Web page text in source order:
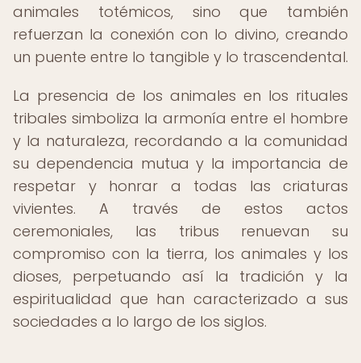
animales totémicos, sino que también
refuerzan la conexión con lo divino, creando
un puente entre lo tangible y lo trascendental.
La presencia de los animales en los rituales
tribales simboliza la armonía entre el hombre
y la naturaleza, recordando a la comunidad
su dependencia mutua y la importancia de
respetar y honrar a todas las criaturas
vivientes. A través de estos actos
ceremoniales, las tribus renuevan su
compromiso con la tierra, los animales y los
dioses, perpetuando así la tradición y la
espiritualidad que han caracterizado a sus
sociedades a lo largo de los siglos.